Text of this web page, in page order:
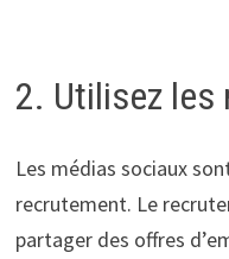
2. Utilisez les
Les médias sociaux
recrutement. Le
partager des offres